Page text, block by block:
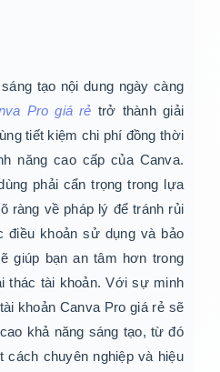
tạo nội dung ngày càng
Pro giá rẻ trở thành giải
tiết kiệm chi phí đồng thời
năng cao cấp của Canva.
phải cẩn trọng trong lựa
ràng về pháp lý để tránh rủi
điều khoản sử dụng và bảo
giúp bạn an tâm hơn trong
thác tài khoản. Với sự minh
khoản Canva Pro giá rẻ sẽ
khả năng sáng tạo, từ đó
cách chuyên nghiệp và hiệu